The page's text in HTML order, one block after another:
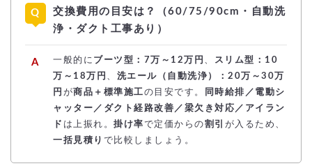
交換費用の目安は？（60/75/90cm・自動洗
浄・ダクト工事あり）
一般的に ブーツ型：7万～12万円 、
スリム型：10
万～18万円 、 洗エール（自動洗浄）：20万～30万
円 が商品＋標準施工の目安です。
同時給排／電動シ
ャッター／ダクト経路改善／梁欠き対応／アイラン
ド は上振れ。 掛け率で定価からの割引 が入るため、
一括見積り で比較しましょう。